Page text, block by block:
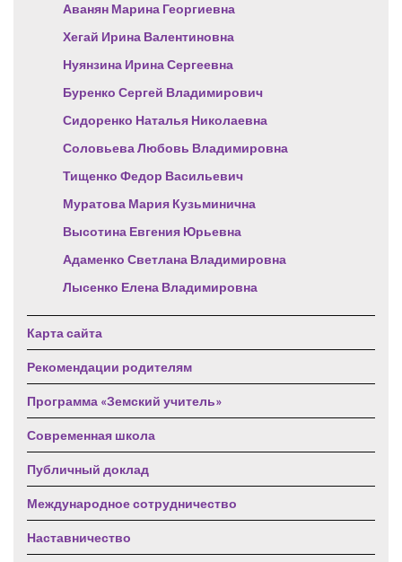
Аванян Марина Георгиевна
Хегай Ирина Валентиновна
Нуянзина Ирина Сергеевна
Буренко Сергей Владимирович
Сидоренко Наталья Николаевна
Соловьева Любовь Владимировна
Тищенко Федор Васильевич
Муратова Мария Кузьминична
Высотина Евгения Юрьевна
Адаменко Светлана Владимировна
Лысенко Елена Владимировна
Карта сайта
Рекомендации родителям
Программа «Земский учитель»
Современная школа
Публичный доклад
Международное сотрудничество
Наставничество